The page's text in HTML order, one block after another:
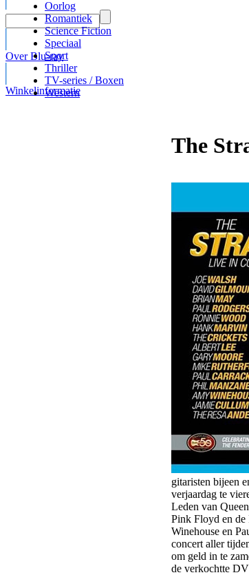
Over Blu-ray
Winkelinformatie
Oorlog
Romantiek
Science Fiction
Speciaal
Sport
Thriller
TV-series / Boxen
Western
The
gitaristen bijeen
verjaardag te
Leden van
Pink Floyd en de
Winehouse en
concert aller
om geld in te
de verkochtte